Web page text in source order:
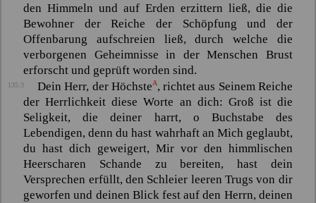
den Himmeln und auf Erden erzittern ließ, die die
Bewohner der Reiche der Schöpfung und der
Offenbarung aufschreien ließ, durch welche die
verborgenen Geheimnisse in der Menschen Brust
erforscht und geprüft worden sind.
135:3 Dein Herr, der HöchsteA, richtet aus Seinem Reiche
der Herrlichkeit diese Worte an dich: Groß ist die
Seligkeit, die deiner harrt, o Buchstabe des
Lebendigen, denn du hast wahrhaft an Mich geglaubt,
du hast dich geweigert, Mir vor den himmlischen
Heerscharen Schande zu bereiten, hast dein
Versprechen erfüllt, den Schleier leeren Trugs von dir
geworfen und deinen Blick fest auf den Herrn, deinen